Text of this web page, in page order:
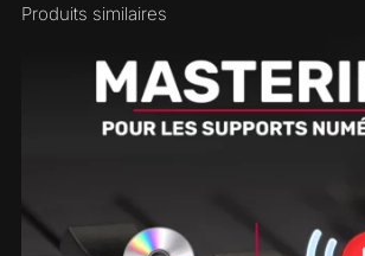
Produits similaires